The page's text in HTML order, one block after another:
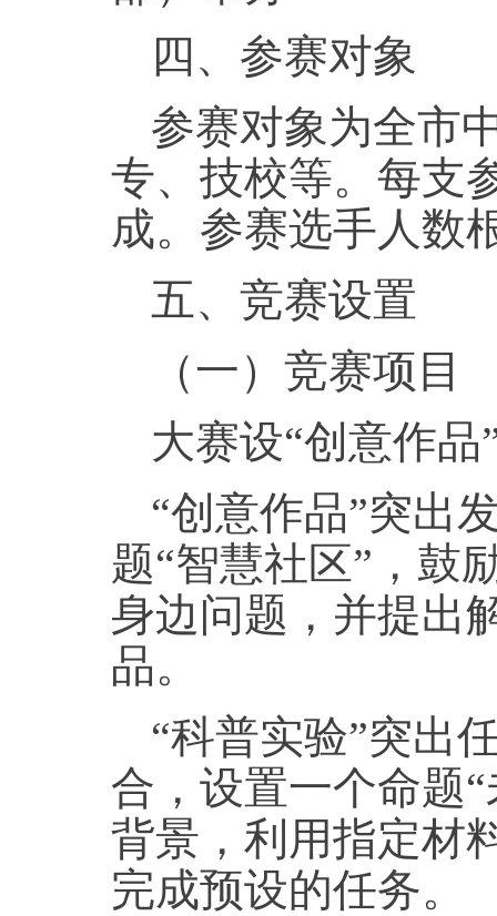
四、参赛对象
参赛对象为全市
专、技校等。每支
成。参赛选手人数
五、竞赛设置
（一）竞赛项目
大赛设“创意作
“创意作品”突出
题“智慧社区”，鼓
身边问题，并提出
品。
“科普实验”突出
合，设置一个命题
背景，利用指定材
完成预设的任务。